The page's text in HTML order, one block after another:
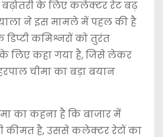
के लिए कलेक्टर रेट बढ़
ने इस मामले में पहल की है
कमिश्नरों को तुरंत
लिए कहा गया है, जिसे लेकर
चीमा का बड़ा बयान
का कहना है कि बाजार में
कीमत है, उससे कलेक्टर रेटों का